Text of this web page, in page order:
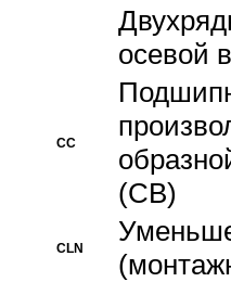
осевой
CC
(CB)
CLN